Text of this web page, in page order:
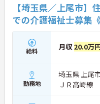
【埼玉県／上尾市
での介護福祉士募集
給料 月収 20.0万
勤務地
埼玉県 上尾
ＪＲ高崎線